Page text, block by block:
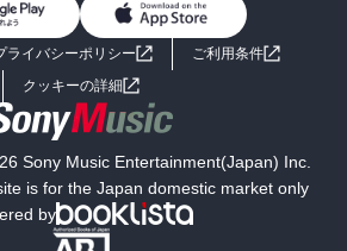
男子向けラノベ
小説
海外小説
SF
文学
お問い合わせ
ライバシーポリシー
ご利用条件
クッキーの詳細
Sony Music Entertainment(Japan) Inc.
is for the Japan domestic market only
by